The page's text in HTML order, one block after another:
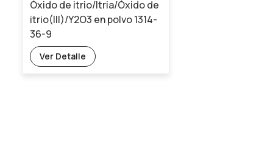
Óxido de itrio/Itria/Óxido de
itrio(III)/Y2O3 en polvo 1314-
36-9
Ver Detalle